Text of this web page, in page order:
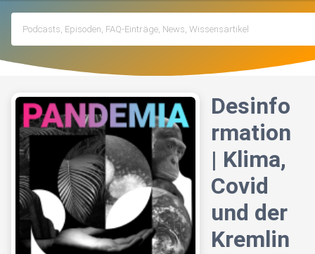
Desinfo
rmation
| Klima,
Covid
und der
Kremlin